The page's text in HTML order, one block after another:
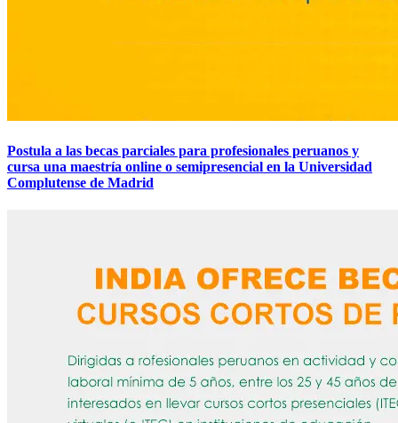
Postula a las becas parciales para profesionales peruanos y
cursa una maestría online o semipresencial en la Universidad
Complutense de Madrid